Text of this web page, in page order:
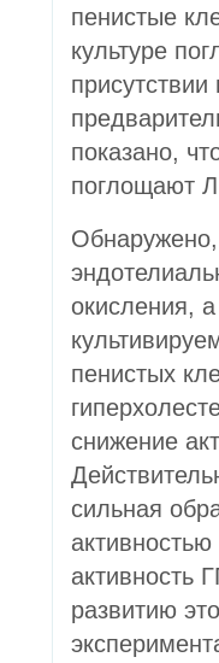
пенистые
культуре
показано,
поглощают
окисления,
пенистых
снижение
сильная
активность
развитию